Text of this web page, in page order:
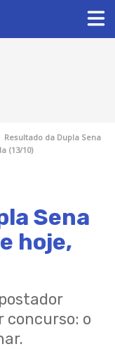
Resultado da Dupla Sena
(13/10)
Sena
hoje,
concurso: o